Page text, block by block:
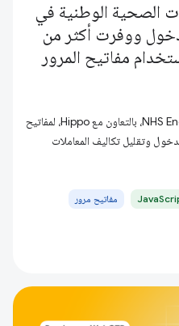
الصحية الوطنية في
ووفرت أكثر من
مفاتيح المرور
تعرَّف على كيفية استخدام هيئة NHS England، بالتعاون مع Hippo، لمفاتيح
وتقليل تكاليف المعاملات
مفاتيح مرور